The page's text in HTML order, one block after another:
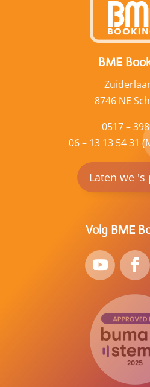
BME
8746 NE
0517 –
06 – 13 13 54 31
Laten we 's
Volg BME